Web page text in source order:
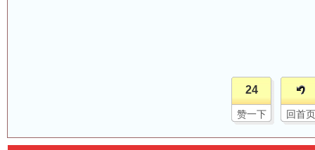
24
赞一下 回首页